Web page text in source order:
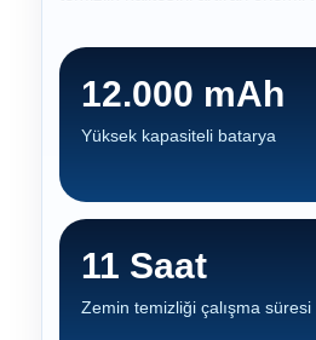
12.000 mAh
Yüksek kapasiteli batarya
11 Saat
Zemin temizliği çalışma süresi